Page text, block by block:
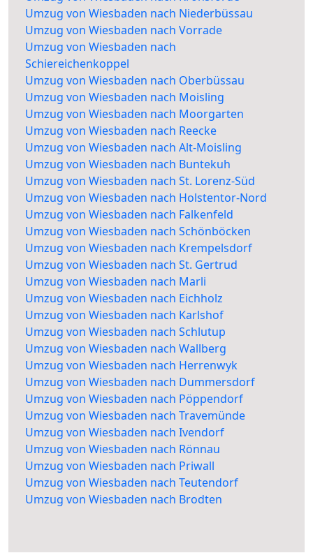
Umzug von Wiesbaden nach Niederbüssau
Umzug von Wiesbaden nach Vorrade
Umzug von Wiesbaden nach
Schiereichenkoppel
Umzug von Wiesbaden nach Oberbüssau
Umzug von Wiesbaden nach Moisling
Umzug von Wiesbaden nach Moorgarten
Umzug von Wiesbaden nach Reecke
Umzug von Wiesbaden nach Alt-Moisling
Umzug von Wiesbaden nach Buntekuh
Umzug von Wiesbaden nach St. Lorenz-Süd
Umzug von Wiesbaden nach Holstentor-Nord
Umzug von Wiesbaden nach Falkenfeld
Umzug von Wiesbaden nach Schönböcken
Umzug von Wiesbaden nach Krempelsdorf
Umzug von Wiesbaden nach St. Gertrud
Umzug von Wiesbaden nach Marli
Umzug von Wiesbaden nach Eichholz
Umzug von Wiesbaden nach Karlshof
Umzug von Wiesbaden nach Schlutup
Umzug von Wiesbaden nach Wallberg
Umzug von Wiesbaden nach Herrenwyk
Umzug von Wiesbaden nach Dummersdorf
Umzug von Wiesbaden nach Pöppendorf
Umzug von Wiesbaden nach Travemünde
Umzug von Wiesbaden nach Ivendorf
Umzug von Wiesbaden nach Rönnau
Umzug von Wiesbaden nach Priwall
Umzug von Wiesbaden nach Teutendorf
Umzug von Wiesbaden nach Brodten